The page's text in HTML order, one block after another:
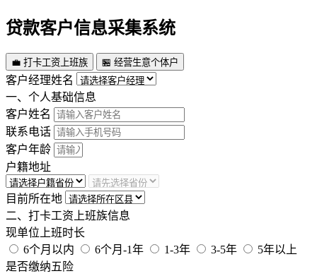
贷款客户信息采集系统
💼 打卡工资上班族 🏪 经营生意个体户
客户经理姓名
一、个人基础信息
客户姓名
联系电话
客户年龄
户籍地址
目前所在地
二、打卡工资上班族信息
现单位上班时长
6个月以内
6个月-1年 1-3年 3-5年
5年以上
是否缴纳五险